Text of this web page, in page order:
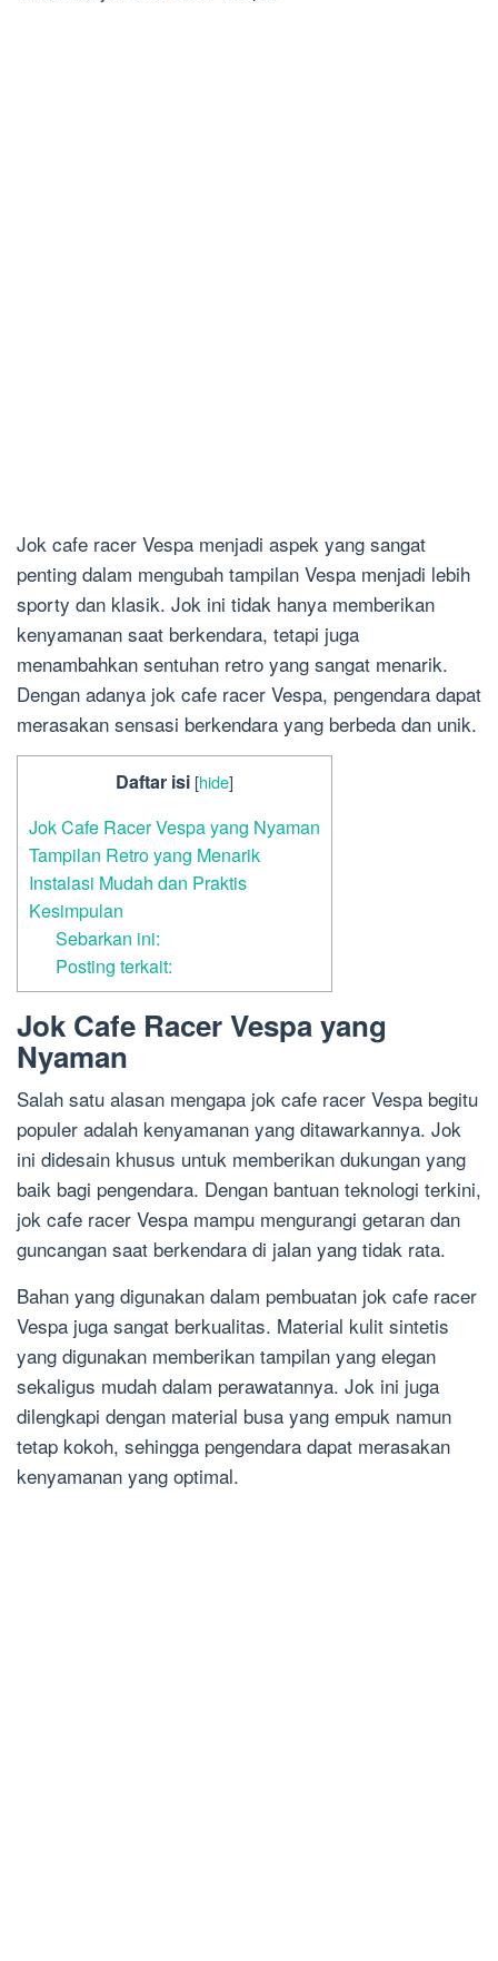
Jok cafe racer Vespa menjadi aspek yang sangat
penting dalam mengubah tampilan Vespa menjadi lebih
sporty dan klasik. Jok ini tidak hanya memberikan
kenyamanan saat berkendara, tetapi juga
menambahkan sentuhan retro yang sangat menarik.
Dengan adanya jok cafe racer Vespa, pengendara dapat
merasakan sensasi berkendara yang berbeda dan unik.
Daftar isi [hide]
Jok Cafe Racer Vespa yang Nyaman
Tampilan Retro yang Menarik
Instalasi Mudah dan Praktis
Kesimpulan
Sebarkan ini:
Posting terkait:
Jok Cafe Racer Vespa yang
Nyaman
Salah satu alasan mengapa jok cafe racer Vespa begitu
populer adalah kenyamanan yang ditawarkannya. Jok
ini didesain khusus untuk memberikan dukungan yang
baik bagi pengendara. Dengan bantuan teknologi terkini,
jok cafe racer Vespa mampu mengurangi getaran dan
guncangan saat berkendara di jalan yang tidak rata.
Bahan yang digunakan dalam pembuatan jok cafe racer
Vespa juga sangat berkualitas. Material kulit sintetis
yang digunakan memberikan tampilan yang elegan
sekaligus mudah dalam perawatannya. Jok ini juga
dilengkapi dengan material busa yang empuk namun
tetap kokoh, sehingga pengendara dapat merasakan
kenyamanan yang optimal.